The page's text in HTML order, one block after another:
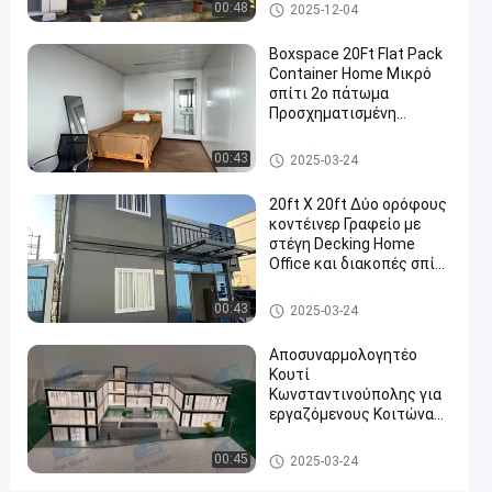
Αποσπάσιμο σπίτι
2024-
1883
Κινητά σπίτια
εμπορευματοκιβωτίων
#
εμπορευματοκιβωτίων
αποθήκευσης
Προπαρασκευασμένα
σπίτια
8
τ
ε
τ
ρ
00:48
Αποσπάσιμο σπίτι εμπορευμα
τοκιβωτίων
2025-12-04
00:43
Boxspace 20Ft Flat Pack
Container Home Μικρό
σπίτι 2ο πάτωμα
Προσχηματισμένη
Container House
Αποσπάσιμο σπίτι εμπορευμα
τοκιβωτίων
2025-03-24
00:43
20ft X 20ft Δύο ορόφους
κοντέινερ Γραφείο με
στέγη Decking Home
Office και διακοπές σπίτι
Αποσπάσιμο σπίτι εμπορευμα
τοκιβωτίων
2025-03-24
00:45
Αποσυναρμολογητέο
Κουτί
Κωνσταντινούπολης για
εργαζόμενους Κοιτώνας
προσαρμοσμένο μέγεθος
και εύκολη εγκατάσταση
Αποσπάσιμο σπίτι εμπορευμα
τοκιβωτίων
2025-03-24